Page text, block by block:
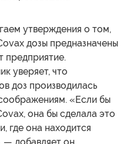
утверждения о том,
дозы предназначены
предприятие.
уверяет, что
доз производилась
«Если бы
она бы сделала это
где она находится
— добавляет он.